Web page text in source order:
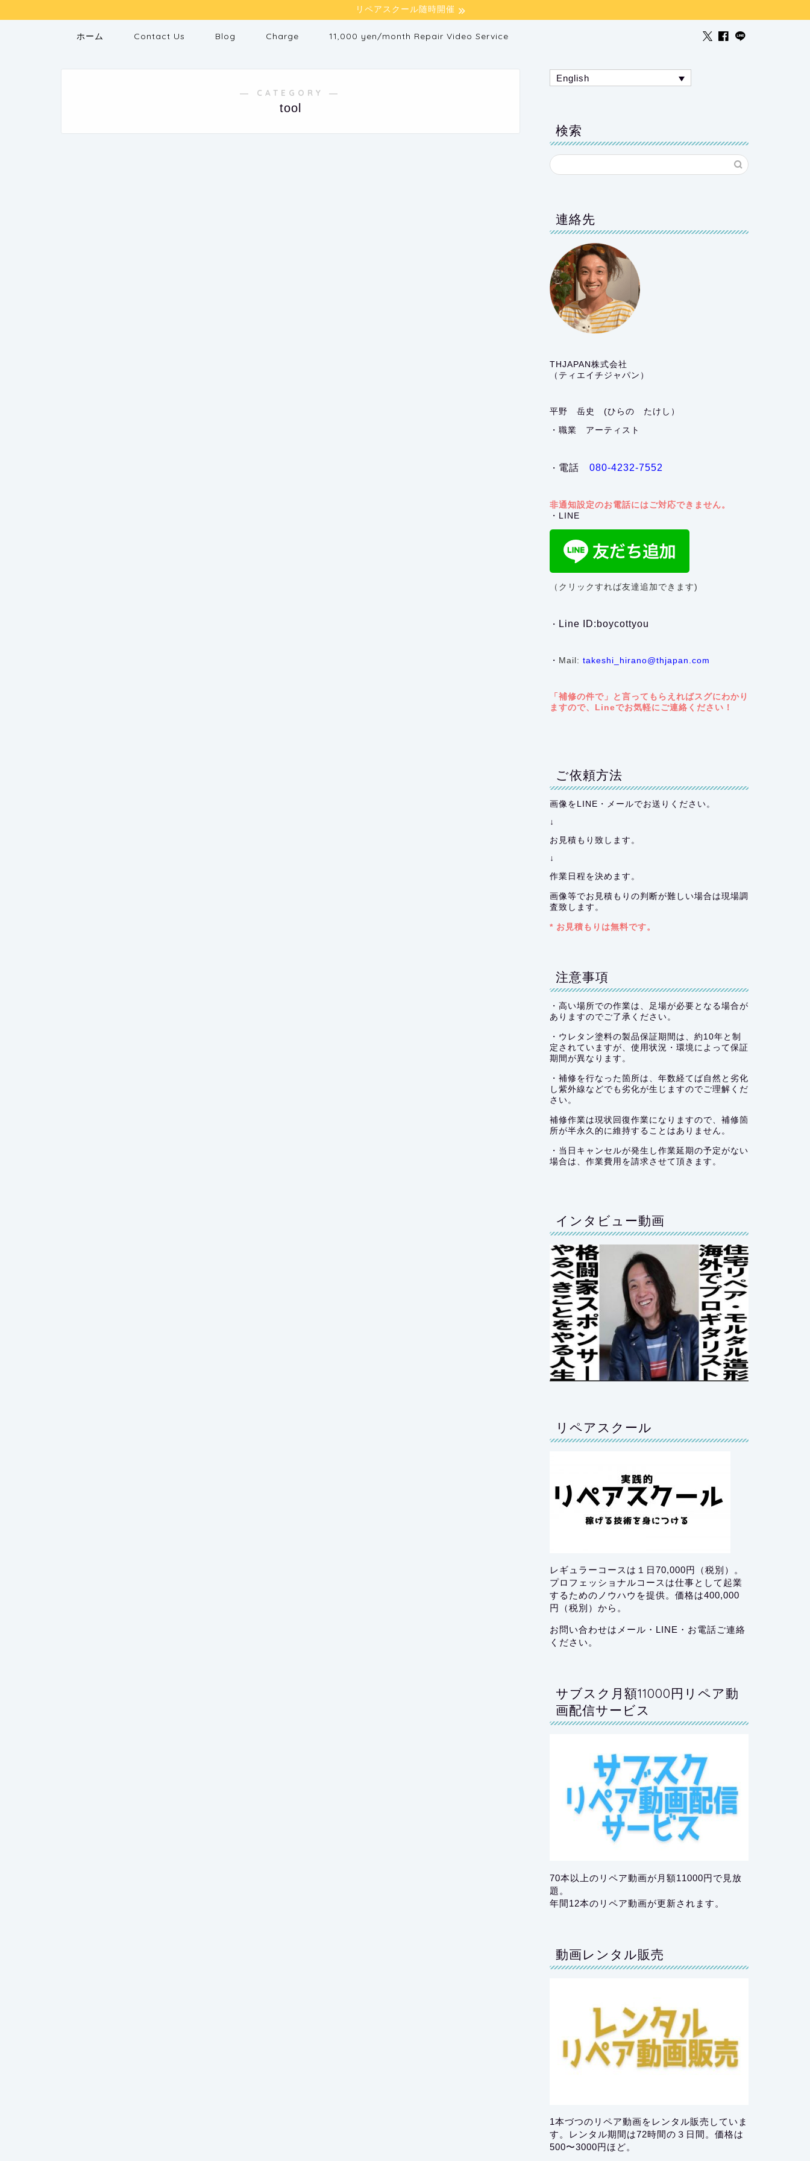
リペアスクール随時開催
ホーム Contact Us Blog Charge 11,000 yen/month Repair Video Service
― CATEGORY ―
tool
English
検索
連絡先
THJAPAN株式会社
（ティエイチジャパン）
平野 岳史 (ひらの たけし）
・職業 アーティスト
・ 電話 080-4232-7552
非通知設定のお電話にはご対応できません。
・LINE
（クリックすれば友達追加できます)
・ Line ID:boycottyou
・ Mail: takeshi_hirano@thjapan.com
「補修の件で」と言ってもらえればスグにわかり
ますので、Lineでお気軽にご連絡ください！
ご依頼方法
画像をLINE・メールでお送りください。
↓
お見積もり致します。
↓
作業日程を決めます。
画像等でお見積もりの判断が難しい場合は現場調
査致します。
* お見積もりは無料です。
注意事項
・高い場所での作業は、足場が必要となる場合が
ありますのでご了承ください。
・ウレタン塗料の製品保証期間は、約10年と制
定されていますが、使用状況・環境によって保証
期間が異なります。
・補修を行なった箇所は、年数経てば自然と劣化
し紫外線などでも劣化が生じますのでご理解くだ
さい。
補修作業は現状回復作業になりますので、補修箇
所が半永久的に維持することはありません。
・当日キャンセルが発生し作業延期の予定がない
場合は、作業費用を請求させて頂きます。
インタビュー動画
リペアスクール
レギュラーコースは１日70,000円（税別）。
プロフェッショナルコースは仕事として起業
するためのノウハウを提供。価格は400,000
円（税別）から。
お問い合わせはメール・LINE・お電話ご連絡
ください。
サブスク月額11000円リペア動
画配信サービス
70本以上のリペア動画が月額11000円で見放
題。
年間12本のリペア動画が更新されます。
動画レンタル販売
1本づつのリペア動画をレンタル販売していま
す。レンタル期間は72時間の３日間。価格は
500〜3000円ほど。